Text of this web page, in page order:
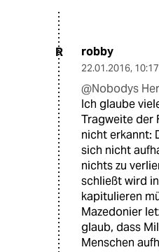
R robby
22.01.2016,
@Nobodys
Ich glaube
Tragweite der
nicht erkannt:
sich nicht
nichts zu
schließt wird
kapitulieren
Mazedonier
glaub, dass
Menschen